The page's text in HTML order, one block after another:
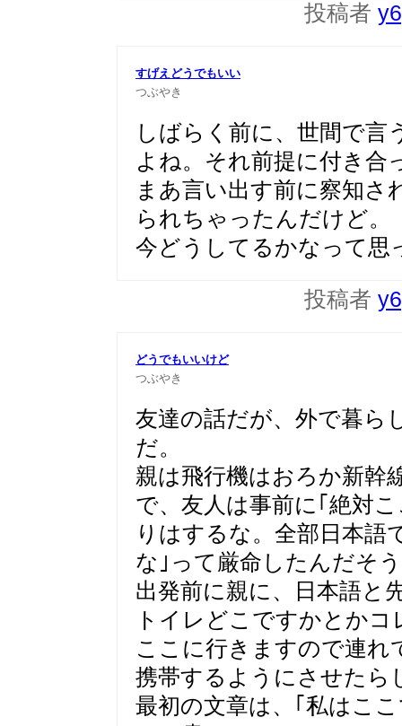
投稿者
すげえどうでもいい
つぶやき
しばらく前に、世間で言
よね。それ前提に付き合
まあ言い出す前に察知さ
られちゃったんだけど。
今どうしてるかなって思
投稿者
どうでもいいけど
つぶやき
友達の話だが、外で暮ら
だ。
親は飛行機はおろか新幹
で、友人は事前に｢絶対
りはするな。全部日本語
な｣って厳命したんだそ
出発前に親に、日本語と
トイレどこですかとか
ここに行きますので連れ
携帯するようにさせたら
最初の文章は、｢私はこ